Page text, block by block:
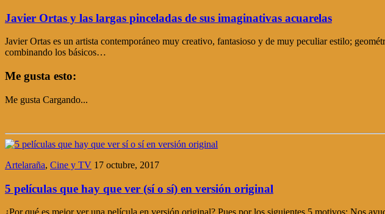
Javier Ortas y las largas pinceladas de sus imaginativas acuarelas
Javier Ortas es un artista contemporáneo muy creativo, fantasioso y de muy peculiar estilo;
combinando los básicos…
Me gusta esto:
Me gusta Cargando...
Artelaraña, Cine y TV 17 octubre, 2017
5 películas que hay que ver (sí o sí) en versión original